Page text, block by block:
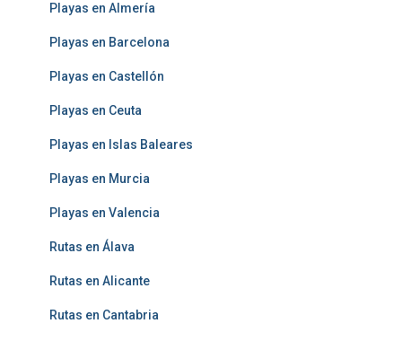
Playas en Almería
Playas en Barcelona
Playas en Castellón
Playas en Ceuta
Playas en Islas Baleares
Playas en Murcia
Playas en Valencia
Rutas en Álava
Rutas en Alicante
Rutas en Cantabria